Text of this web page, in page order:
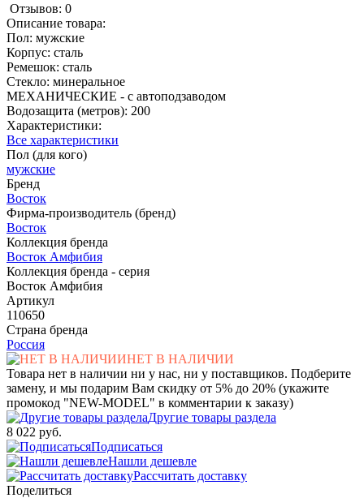
Отзывов: 0
Описание товара:
Пол: мужские
Корпус: сталь
Ремешок: сталь
Стекло: минеральное
МЕХАНИЧЕСКИЕ - с автоподзаводом
Водозащита (метров): 200
Характеристики:
Все характеристики
Пол (для кого)
мужские
Бренд
Восток
Фирма-производитель (бренд)
Восток
Коллекция бренда
Восток Амфибия
Коллекция бренда - серия
Восток Амфибия
Артикул
110650
Страна бренда
Россия
НЕТ В НАЛИЧИИ
Товара нет в наличии ни у нас, ни у поставщиков. Подберите
замену, и мы подарим Вам скидку от 5% до 20% (укажите
промокод "NEW-MODEL" в комментарии к заказу)
Другие товары раздела
8 022 руб.
Подписаться
Нашли дешевле
Рассчитать доставку
Поделиться